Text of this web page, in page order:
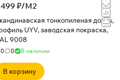
499 ₽/М2
тонкопиленая доска,
UYV, заводская покраска,
9008
0 0 В наличии
В корзину